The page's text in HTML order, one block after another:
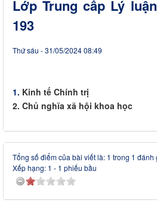
Lớp Trung cấp Lý
193
Thứ sáu - 31/05/2024 08:49
1. Kinh tế Chính trị
2. Chủ nghĩa xã hội khoa học
Tổng số điểm của bài viết là: 1 trong 1 đánh
Xếp hạng: 1 - 1 phiếu bầu